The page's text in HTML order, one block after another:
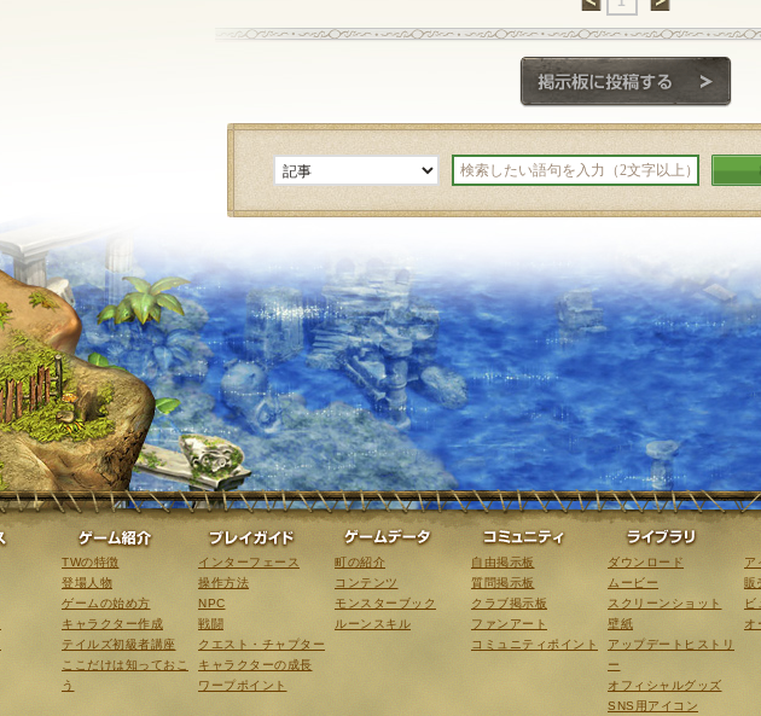
ニュース ゲーム紹介
TWの特徴
登場人物
ゲームの始め方
キャラクター作成
テイルズ初級者講座
ここだけは知っておこ
う
プレイガイド
インターフェース
操作方法
NPC
戦闘
クエスト・チャプター
キャラクターの成長
ワープポイント
ゲームデータ
町の紹介
コンテンツ
モンスターブック
ルーンスキル
コミュニティ
自由掲示板
質問掲示板
クラブ掲示板
ファンアート
コミュニティポイント
ダウンロード
ムービー
スクリーンショット
壁紙
アップデートヒストリ
ー
オフィシャルグッズ
SNS用アイコン
ア
販
ビ
オ